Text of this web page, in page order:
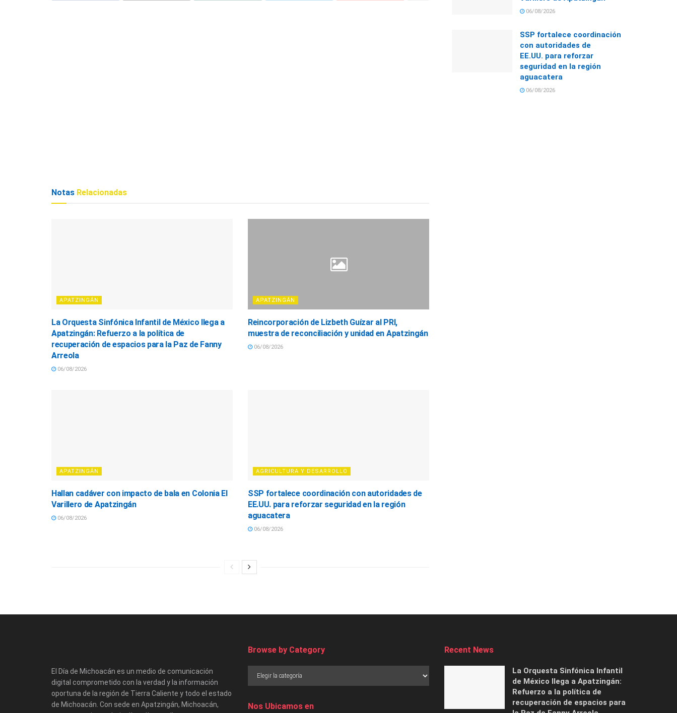
Notas Relacionadas
APATZINGÁN
La Orquesta Sinfónica Infantil de México llega a
Apatzingán: Refuerzo a la política de
recuperación de espacios para la Paz de Fanny
Arreola
06/08/2026
APATZINGÁN
Reincorporación de Lizbeth Guízar al PRI,
muestra de reconciliación y unidad en Apatzingán
06/08/2026
APATZINGÁN
Hallan cadáver con impacto de bala en Colonia El
Varillero de Apatzingán
06/08/2026
AGRICULTURA Y DESARROLLO
SSP fortalece coordinación con autoridades de
EE.UU. para reforzar seguridad en la región
aguacatera
06/08/2026
06/08/2026
SSP fortalece coordinación
con autoridades de
EE.UU. para reforzar
seguridad en la región
aguacatera
06/08/2026
El Día de Michoacán es un medio de comunicación
digital comprometido con la verdad y la información
oportuna de la región de Tierra Caliente y todo el estado
de Michoacán. Con sede en Apatzingán, Michoacán,
Browse by Category
Nos Ubicamos en
Recent News
La Orquesta Sinfónica Infantil
de México llega a Apatzingán:
Refuerzo a la política de
recuperación de espacios para